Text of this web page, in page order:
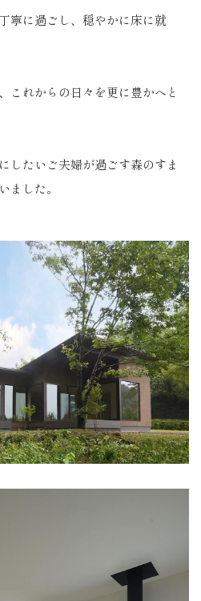
寧に過ごし、穏やかに床に就
これからの日々を更に豊かへと
したいご夫婦が過ごす森のすま
ました。